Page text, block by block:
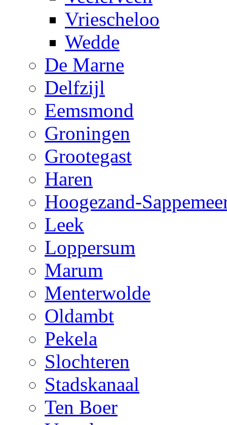
Vriescheloo
Wedde
De Marne
Delfzijl
Eemsmond
Groningen
Grootegast
Haren
Hoogezand-
Leek
Loppersum
Marum
Menterwolde
Oldambt
Pekela
Slochteren
Stadskanaal
Ten Boer